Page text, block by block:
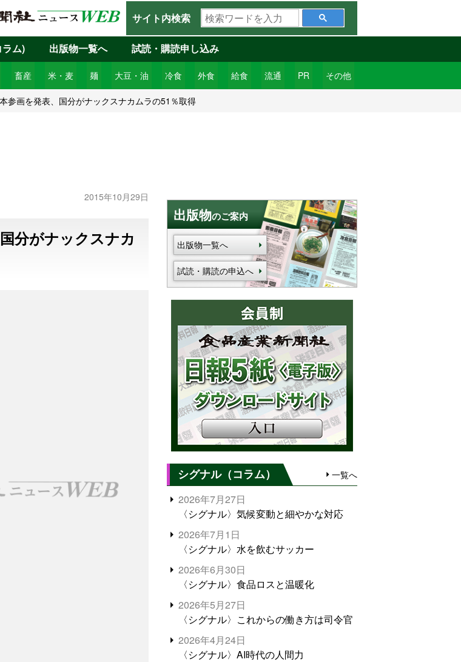
サイト内検索
検
索
ワ
ー
ド
を
畜産 米・麦 麺 大豆・油 冷食 外食 給食 流通 PR その他
ム) 出版物一覧へ 試読・購読申し込み
参画を発表、国分がナックスナカムラの51％取得
2015年10月29日
分がナックスナカ
出版物のご案内
出版物一覧へ
試読・購読の申込へ
シグナル（コラム） 一覧へ
2026年7月27日
〈シグナル〉気候変動と細やかな対応
2026年7月1日
〈シグナル〉水を飲むサッカー
2026年6月30日
〈シグナル〉食品ロスと温暖化
2026年5月27日
〈シグナル〉これからの働き方は司令官
2026年4月24日
〈シグナル〉AI時代の人間力